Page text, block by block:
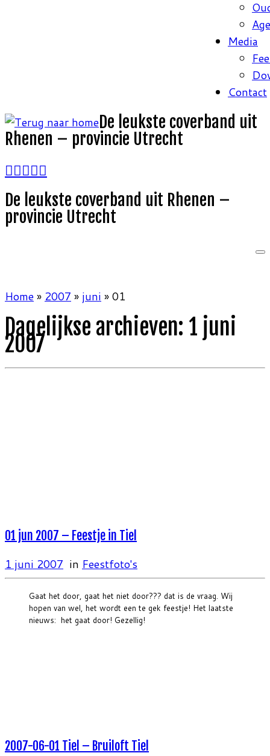
Media
Contact
De leukste coverband uit
Rhenen – provincie Utrecht
De leukste coverband uit Rhenen –
provincie Utrecht
Home» 2007 » juni »01
Dagelijkse archieven: 1 juni
2007
01 jun 2007 – Feestje in Tiel
1 juni 2007 in Feestfoto's
Gaat het door, gaat het niet door??? dat is de vraag. Wij
hopen van wel, het wordt een te gek feestje! Het laatste
nieuws: het gaat door! Gezellig!
2007-06-01 Tiel – Bruiloft Tiel